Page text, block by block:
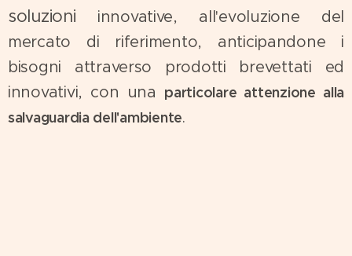
soluzioni innovative, all'evoluzione del
mercato di riferimento, anticipandone i
bisogni attraverso prodotti brevettati ed
innovativi, con una particolare attenzione alla
salvaguardia dell'ambiente.